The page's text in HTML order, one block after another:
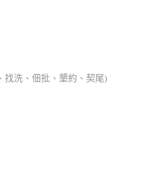
找洗、佃批、墾約、契尾)